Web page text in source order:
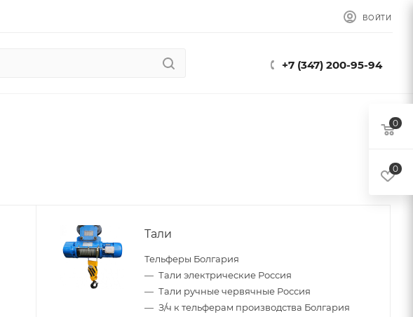
ВОЙТИ
+7 (347) 200-95-94
Тали
Тельферы Болгария
Тали электрические Россия
Тали ручные червячные Россия
З/ч к тельферам производства Болгария
0
0